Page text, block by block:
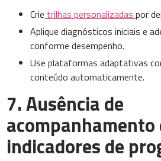
Crie trilhas personalizadaspor
Aplique diagnósticos iniciais e
conforme desempenho.
Use plataformas adaptativas
conteúdo automaticamente.
7. Ausência de
acompanhamento
indicadores de